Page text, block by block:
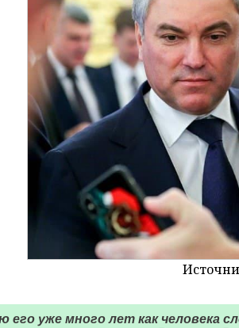
его уже много лет как человека